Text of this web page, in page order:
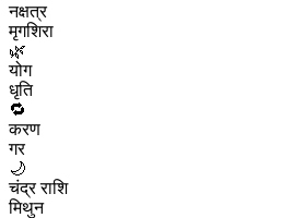
नक्षत्र
मृगशिरा
🌿
योग
धृति
🔁
करण
गर
🌙
चंद्र राशि
मिथुन